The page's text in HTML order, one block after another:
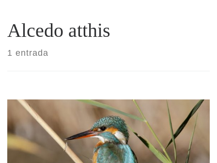
Alcedo atthis
1 entrada